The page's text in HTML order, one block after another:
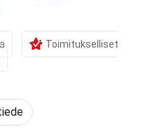
Toimitukselliset